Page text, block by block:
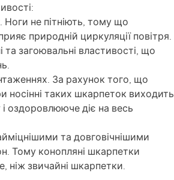
не пітніють, тому що
природній циркуляції повітря.
загоювальні властивості, що
За рахунок того, що
носінні таких шкарпеток виходить
оздоровлююче діє на весь
та довговічнішими
Тому конопляні шкарпетки
ніж звичайні шкарпетки.